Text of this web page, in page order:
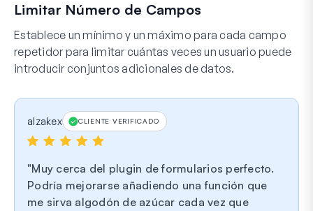
Limitar Número de Campos
Establece un mínimo y un máximo para cada campo
repetidor para limitar cuántas veces un usuario puede
introducir conjuntos adicionales de datos.
alzakex CLIENTE VERIFICADO
Muy cerca del plugin de formularios perfecto.
Podría mejorarse añadiendo una función que
me sirva algodón de azúcar cada vez que